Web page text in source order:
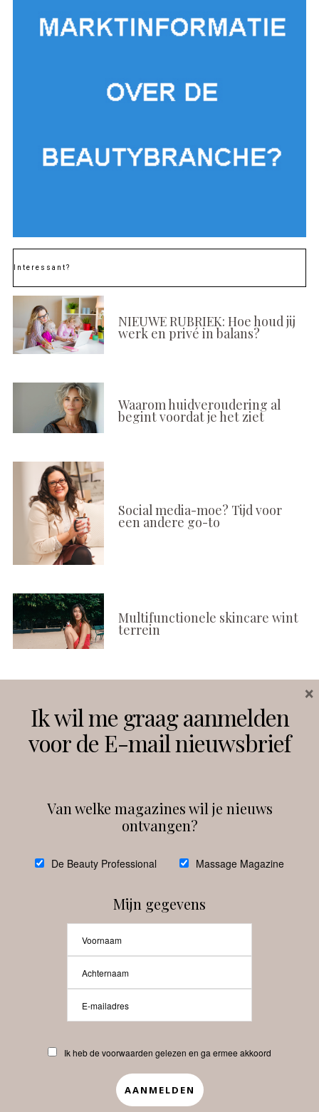
Interessant?
NIEUWE RUBRIEK: Hoe houd jij
werk en privé in balans?
Waarom huidveroudering al
begint voordat je het ziet
Social media-moe? Tijd voor
een andere go-to
Multifunctionele skincare wint
terrein
Instagram Facebook
debeautyprofessional
Beauty-Pro.nl
Abonneren Contact
APP
Ik wil me graag aanmelden
voor de E-mail nieuwsbrief
Van welke magazines wil je nieuws
ontvangen?
De Beauty Professional Massage Magazine
Mijn gegevens
Ik heb de voorwaarden gelezen en ga ermee akkoord
×